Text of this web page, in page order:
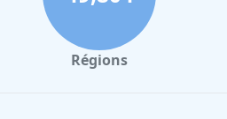
Régions